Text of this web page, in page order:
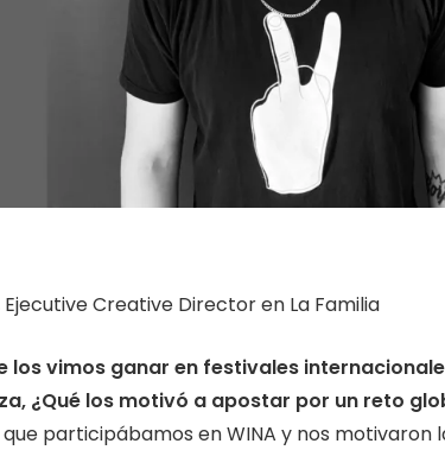
Ejecutive Creative Director en La Familia
los vimos ganar en festivales
¿Qué los motivó a apostar por un reto
participábamos en WINA y nos motivaron